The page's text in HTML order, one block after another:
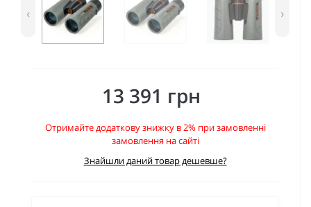
‹ ›
13 391 грн
Отримайте додаткову знижку в 2% при замовленні
замовлення на сайті
Знайшли даний товар дешевше?